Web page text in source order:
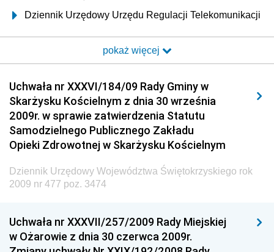
Dziennik Urzędowy Urzędu Regulacji Telekomunikacji
Dziennik Urzędowy Ministra Transportu i Budownictwa
Elektronicznej
Dziennik Urzędowy Ministra Spraw Wewnętrznych i
Administracji
Dziennik Urzędowy Ministra Transportu
Dziennik Urzędowy Ministra Budownictwa
Dziennik Urzędowy Ministra Nauki i Szkolnictwa
Dziennik Urzędowy Głównego Urzędu Miar
Dziennik Urzędowy Ministra Rolnictwa i Rozwoju Wsi
pokaż więcej
Uchwała nr XXXVI/184/09 Rady Gminy w
Skarżysku Kościelnym z dnia 30 września
2009r. w sprawie zatwierdzenia Statutu
Samodzielnego Publicznego Zakładu
Opieki Zdrowotnej w Skarżysku Kościelnym
Dziennik Urzędowy Województwa Świętokrzyskiego rok
2009 nr 477 poz. 3474
Uchwała nr XXXVII/257/2009 Rady Miejskiej
w Ożarowie z dnia 30 czerwca 2009r.